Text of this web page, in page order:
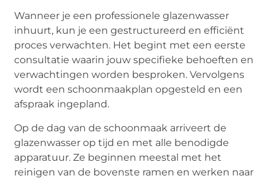
Wanneer je een professionele glazenwasser
inhuurt, kun je een gestructureerd en efficiënt
proces verwachten. Het begint met een eerste
consultatie waarin jouw specifieke behoeften en
verwachtingen worden besproken. Vervolgens
wordt een schoonmaakplan opgesteld en een
afspraak ingepland.
Op de dag van de schoonmaak arriveert de
glazenwasser op tijd en met alle benodigde
apparatuur. Ze beginnen meestal met het
reinigen van de bovenste ramen en werken naar